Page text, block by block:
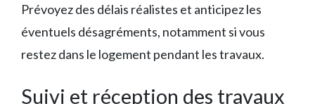
Prévoyez des délais réalistes et anticipez les
éventuels désagréments, notamment si vous
restez dans le logement pendant les travaux.
Suivi et réception des travaux